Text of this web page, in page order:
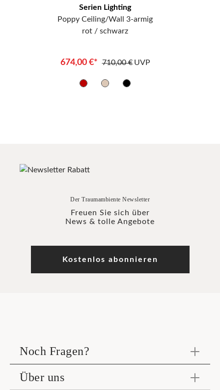
Serien Lighting
Poppy Ceiling/Wall 3-armig
rot / schwarz
674,00 €* 710,00 € UVP
Der Traumambiente Newsletter
Freuen Sie sich über
News & tolle Angebote
Kostenlos abonnieren
Noch Fragen?
Über uns